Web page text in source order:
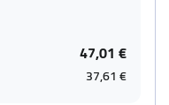
47,01 €
37,61 €